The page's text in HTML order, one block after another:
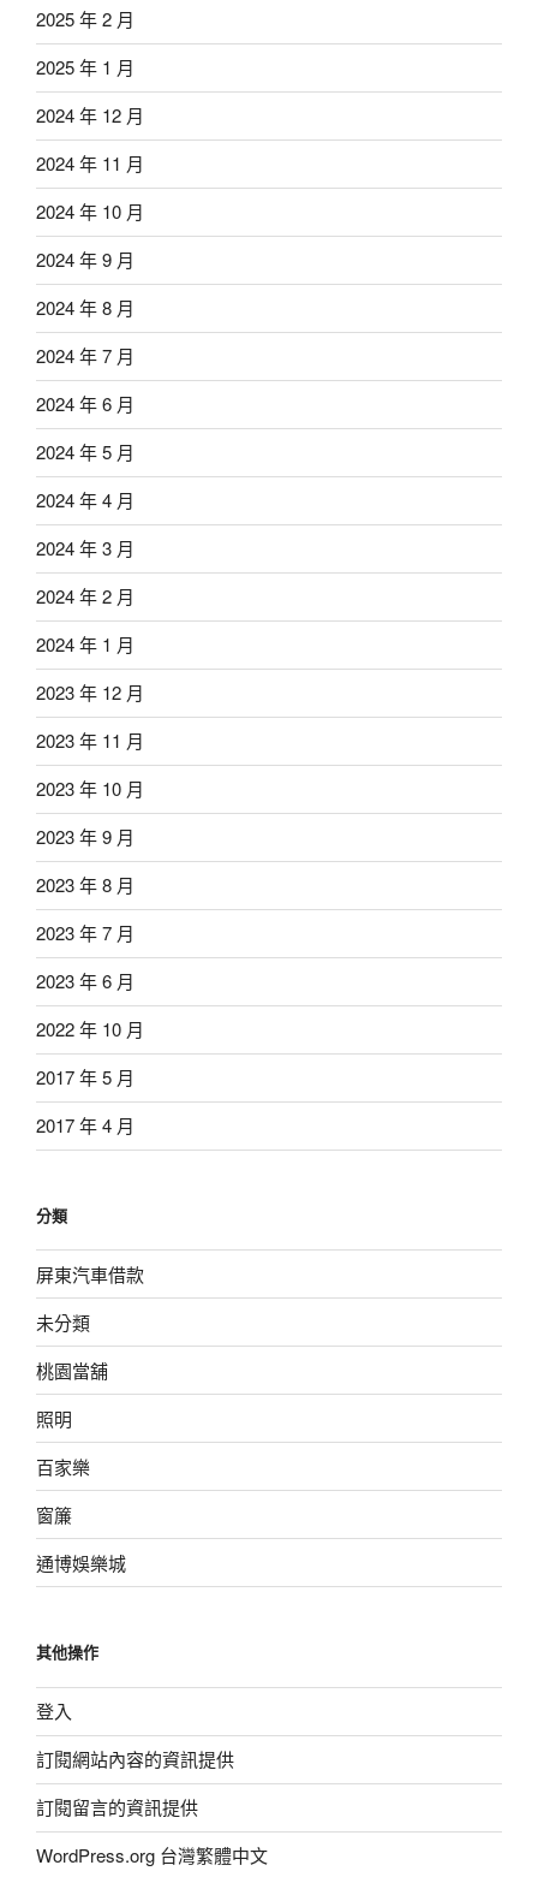
2025 年 2 月
2025 年 1 月
2024 年 12 月
2024 年 11 月
2024 年 10 月
2024 年 9 月
2024 年 8 月
2024 年 7 月
2024 年 6 月
2024 年 5 月
2024 年 4 月
2024 年 3 月
2024 年 2 月
2024 年 1 月
2023 年 12 月
2023 年 11 月
2023 年 10 月
2023 年 9 月
2023 年 8 月
2023 年 7 月
2023 年 6 月
2022 年 10 月
2017 年 5 月
2017 年 4 月
分類
屏東汽車借款
未分類
桃園當舖
照明
百家樂
窗簾
通博娛樂城
其他操作
登入
訂閱網站內容的資訊提供
訂閱留言的資訊提供
WordPress.org 台灣繁體中文